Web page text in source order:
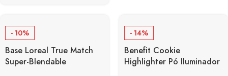
- 10%
Base Loreal True Match
Super-Blendable
- 14%
Benefit Cookie
Highlighter Pó Iluminador